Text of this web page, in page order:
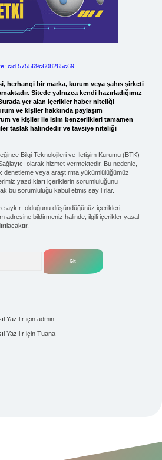
herhangi bir marka, kurum veya şahıs şirketi
Sitede yalnızca kendi hazırladığımız
yer alan içerikler haber niteliği
ve kişiler hakkında paylaşım
ve kişiler ile isim benzerlikleri tamamen
taslak halindedir ve tavsiye niteliği
Bilgi Teknolojileri ve İletişim Kurumu (BTK)
olarak hizmet vermektedir. Bu nedenle,
denetleme veya araştırma yükümlülüğümüz
yazdıkları içeriklerin sorumluluğunu
bu sorumluluğu kabul etmiş sayılırlar.
aykırı olduğunu düşündüğünüz içerikleri,
adresine bildirmeniz halinde, ilgili içerikler yasal
Yazılır için admin
Yazılır için Tuana